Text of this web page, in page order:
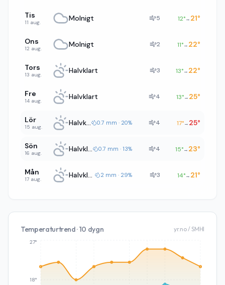
Tis
11 aug. Molnigt 5 12°→ 21°
Ons
12 aug. Molnigt 2 11°→ 22°
Tors
13 aug. Halvklart 3 13°→ 22°
Fre
14 aug. Halvklart 4 13°→ 25°
Lör
15 aug. Halvklart 0.7 mm · 20% 4 17°→ 25°
Sön
16 aug. Halvklart 0.7 mm · 13% 4 15°→ 23°
Mån
17 aug. Halvklart 2 mm · 29% 3 14°→ 21°
Temperaturtrend · 10 dygn yr.no / SMHI
18°
27°